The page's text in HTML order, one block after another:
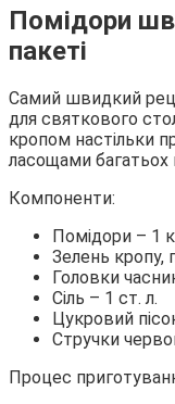
Помідори
пакеті
Самий швидкий
для святкового
кропом настільки
ласощами багатьох
Компоненти:
Помідори – 1
Зелень кропу,
Головки
Сіль – 1 ст. л.
Цукровий
Стручки
Процес